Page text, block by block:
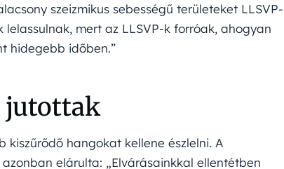
szeizmikus sebességű területeket LLSVP-
lelassulnak, mert az LLSVP-k forróak, ahogyan
hidegebb időben.”
jutottak
kiszűrődő hangokat kellene észlelni. A
elárulta: „Elvárásainkkal ellentétben